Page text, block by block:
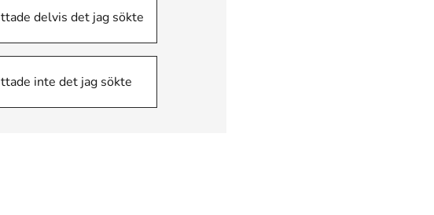
delvis det jag sökte
inte det jag sökte